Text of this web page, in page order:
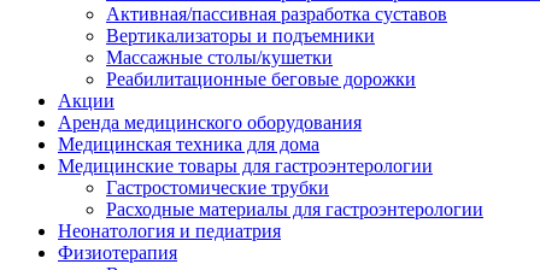
Активная/пассивная разработка суставов
Вертикализаторы и подъемники
Массажные столы/кушетки
Реабилитационные беговые дорожки
Акции
Аренда медицинского оборудования
Медицинская техника для дома
Медицинские товары для гастроэнтерологии
Гастростомические трубки
Расходные материалы для гастроэнтерологии
Неонатология и педиатрия
Физиотерапия